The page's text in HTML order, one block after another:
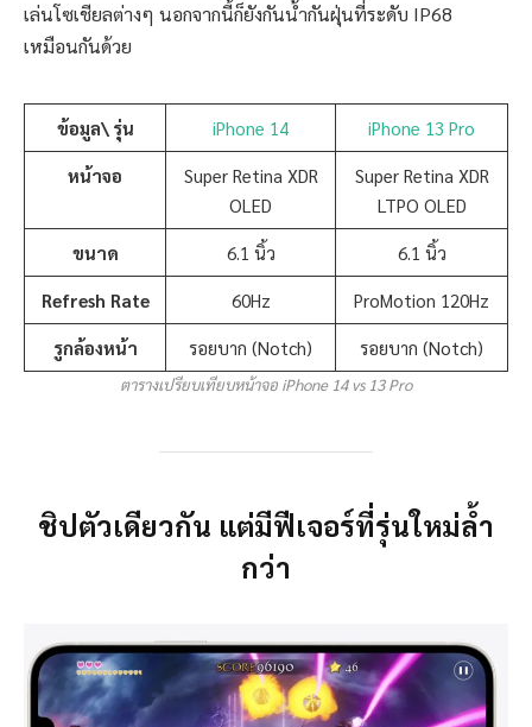
เล่นโซเชียลต่างๆ นอกจากนี้ก็ยังกันน้ำกันฝุ่นที่ระดับ IP68
เหมือนกันด้วย
ข้อมูล\ รุ่น iPhone 14 iPhone 13 Pro
หน้าจอ
Super Retina XDR
OLED
Super Retina XDR
LTPO OLED
ขนาด 6.1 นิ้ว 6.1 นิ้ว
Refresh Rate 60Hz ProMotion 120Hz
รูกล้องหน้า รอยบาก (Notch) รอยบาก (Notch)
ตารางเปรียบเทียบหน้าจอ iPhone 14 vs 13 Pro
ชิปตัวเดียวกัน แต่มีฟีเจอร์ที่รุ่นใหม่ล้ำ
กว่า